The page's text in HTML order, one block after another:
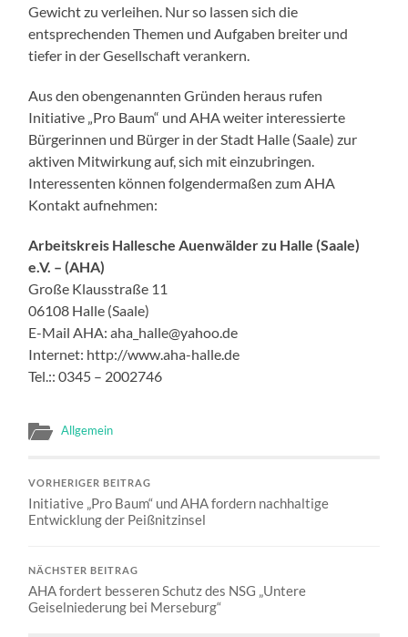
Gewicht zu verleihen. Nur so lassen sich die
entsprechenden Themen und Aufgaben breiter und
tiefer in der Gesellschaft verankern.
Aus den obengenannten Gründen heraus rufen
Initiative „Pro Baum“ und AHA weiter interessierte
Bürgerinnen und Bürger in der Stadt Halle (Saale) zur
aktiven Mitwirkung auf, sich mit einzubringen.
Interessenten können folgendermaßen zum AHA
Kontakt aufnehmen:
Arbeitskreis Hallesche Auenwälder zu Halle (Saale)
e.V. – (AHA)
Große Klausstraße 11
06108 Halle (Saale)
E-Mail AHA: aha_halle@yahoo.de
Internet: http://www.aha-halle.de
Tel.:: 0345 – 2002746
Allgemein
VORHERIGER BEITRAG
Initiative „Pro Baum“ und AHA fordern nachhaltige
Entwicklung der Peißnitzinsel
NÄCHSTER BEITRAG
AHA fordert besseren Schutz des NSG „Untere
Geiselniederung bei Merseburg“